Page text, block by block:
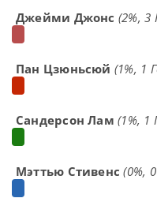
Джейми Джонс (2%, 3
Пан Цзюньсюй (1%, 1
Сандерсон Лам (1%, 1
Мэттью Стивенс (0%,